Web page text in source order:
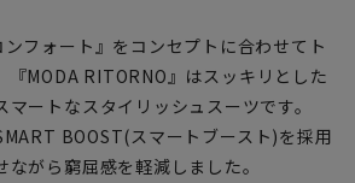
ンフォート』をコンセプトに合わせてト
『MODA RITORNO』はスッキリとした
ートなスタイリッシュスーツです。
BOOST(スマートブースト)を採用
がら窮屈感を軽減しました。